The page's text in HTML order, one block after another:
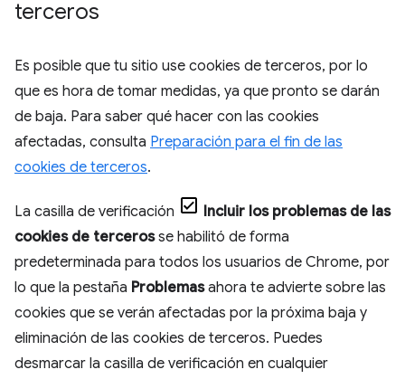
terceros
Es posible que tu sitio use cookies de terceros, por lo
que es hora de tomar medidas, ya que pronto se darán
de baja. Para saber qué hacer con las cookies
afectadas, consulta Preparación para el fin de las
cookies de terceros.
La casilla de verificación
Incluir los problemas de las
cookies de tercerosse habilitó de forma
predeterminada para todos los usuarios de Chrome, por
lo que la pestaña Problemasahora te advierte sobre las
cookies que se verán afectadas por la próxima baja y
eliminación de las cookies de terceros. Puedes
desmarcar la casilla de verificación en cualquier